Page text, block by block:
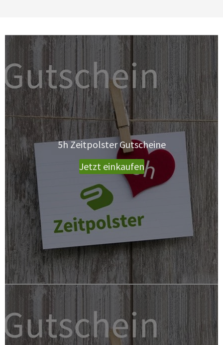
5h Zeitpolster Gutscheine
Jetzt einkaufen